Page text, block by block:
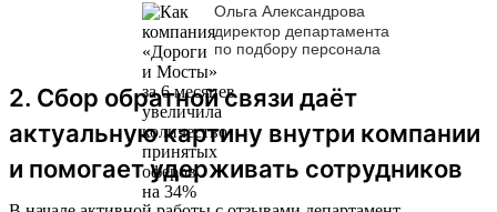
Ольга Александрова
директор департамента
по подбору персонала
2. Сбор обратной связи даёт
актуальную картину внутри компании
и помогает удерживать сотрудников